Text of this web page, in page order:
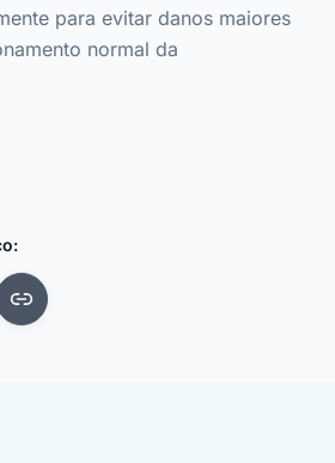
para evitar danos maiores
normal da